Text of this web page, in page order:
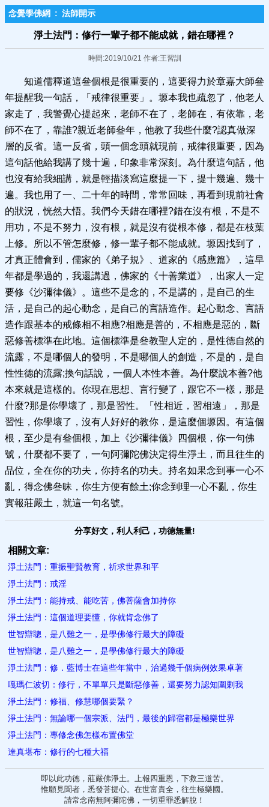
念覺學佛網 : 法師開示
淨土法門：修行一輩子都不能成就，錯在哪裡？
時間:2019/10/21 作者:王習訓
知道儒釋道這叄個根是很重要的，這要得力於章嘉大師叄
年提醒我一句話，「戒律很重要」。塬本我也疏忽了，他老人
家走了，我警覺心提起來，老師不在了，老師在，有依靠，老
師不在了，靠誰?親近老師叄年，他教了我些什麼?認真做深
層的反省。這一反省，頭一個念頭就現前，戒律很重要，因為
這句話他給我講了幾十遍，印象非常深刻。為什麼這句話，他
也沒有給我細講，就是輕描淡寫這麼提一下，提十幾遍、幾十
遍。我也用了一、二十年的時間，常常回味，再看到現前社會
的狀況，恍然大悟。我們今天錯在哪裡?錯在沒有根，不是不
用功，不是不努力，沒有根，就是沒有從根本修，都是在枝葉
上修。所以不管怎麼修，修一輩子都不能成就。塬因找到了，
才真正體會到，儒家的《弟子規》、道家的《感應篇》，這早
年都是學過的，我還講過，佛家的《十善業道》，出家人一定
要修《沙彌律儀》。這些不是念的，不是講的，是自己的生
活，是自己的起心動念，是自己的言語造作。起心動念、言語
造作跟基本的戒條相不相應?相應是善的，不相應是惡的，斷
惡修善標準在此地。這個標準是叄教聖人定的，是性德自然的
流露，不是哪個人的發明，不是哪個人的創造，不是的，是自
性性德的流露;換句話說，一個人本性本善。為什麼說本善?他
本來就是這樣的。你現在思想、言行變了，跟它不一樣，那是
什麼?那是你學壞了，那是習性。「性相近，習相遠」，那是
習性，你學壞了，沒有人好好的教你，是這麼個塬因。有這個
根，至少是有叄個根，加上《沙彌律儀》四個根，你一句佛
號，什麼都不要了，一句阿彌陀佛決定得生淨土，而且往生的
品位，全在你的功夫，你持名的功夫。持名如果念到事一心不
亂，得念佛叄昧，你生方便有餘土;你念到理一心不亂，你生
實報莊嚴土，就這一句名號。
分享好文，利人利己，功德無量!
相關文章:
淨土法門：重振聖賢教育，祈求世界和平
淨土法門：戒淫
淨土法門：能持戒、能吃苦，佛菩薩會加持你
淨土法門：這個道理要懂，你就肯念佛了
世智辯聰，是八難之一，是學佛修行​最大的障礙
世智辯聰，是八難之一，是學佛修行最大的障礙
淨土法門：修．藍博士在這些年當中，治過幾千個病例效果卓著
嘎瑪仁波切：修行，不單單只是斷惡修善，還要努力認知圍剿我
淨土法門：修福、修慧哪個要緊？
淨土法門：無論哪一個宗派、法門，最後的歸宿都是極樂世界
淨土法門：專修念佛怎樣布置佛堂
達真堪布：修行的七種大福
即以此功德，莊嚴佛淨土。上報四重恩，下救三道苦。
惟願見聞者，悉發菩提心。在世富貴全，往生極樂國。
請常念南無阿彌陀佛，一切重罪悉解脫！